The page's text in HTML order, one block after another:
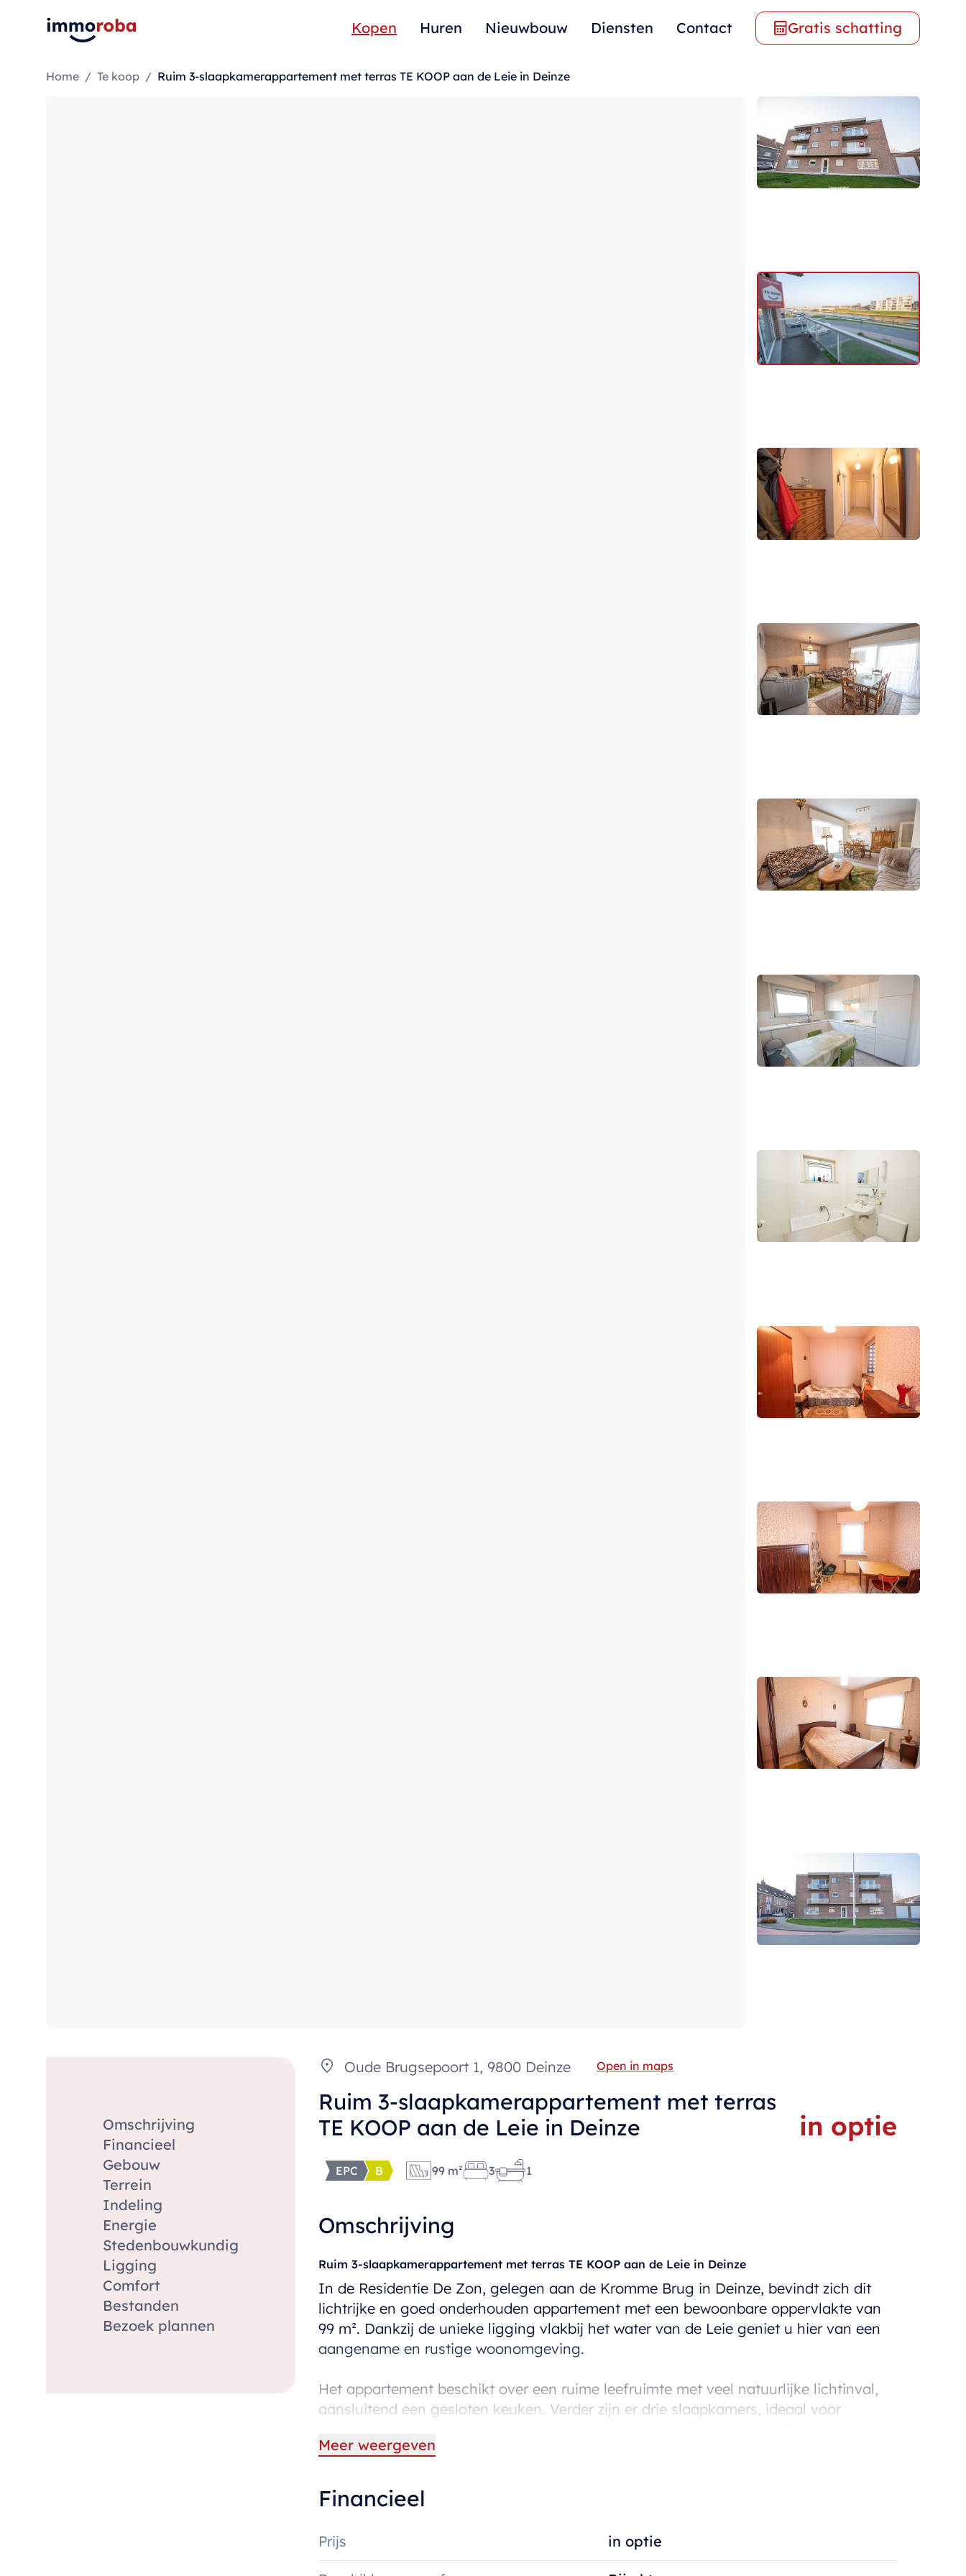
Kopen Huren Nieuwbouw Diensten Contact Gratis schatting
Home / Te koop / Ruim 3-slaapkamerappartement met terras TE KOOP aan de Leie in Deinze
Omschrijving
Financieel
Gebouw
Terrein
Indeling
Energie
Stedenbouwkundig
Ligging
Comfort
Bestanden
Bezoek plannen
Oude Brugsepoort 1, 9800 Deinze Open in maps
Ruim 3-slaapkamerappartement met terras
TE KOOP aan de Leie in Deinze
in optie
EPC B 99 m² 3 1
Omschrijving
Ruim 3-slaapkamerappartement met terras TE KOOP aan de Leie in Deinze
In de Residentie De Zon, gelegen aan de Kromme Brug in Deinze, bevindt zich dit
lichtrijke en goed onderhouden appartement met een bewoonbare oppervlakte van
99 m². Dankzij de unieke ligging vlakbij het water van de Leie geniet u hier van een
aangename en rustige woonomgeving.
Het appartement beschikt over een ruime leefruimte met veel natuurlijke lichtinval,
aansluitend een gesloten keuken. Verder zijn er drie slaapkamers, ideaal voor
functioneel ingericht en er is bovendien een apart gastentoilet aanwezig.
Vooraan het appartement bevindt zich een terras van 4,5 m², perfect om even tot
rust te komen.
Het gebouw dateert van 1990 en het appartement beschikt over een gunstig EPC-
label B, wat zorgt voor een energiezuinig en comfortabel woonklimaat.
Meer weergeven
Financieel
Prijs in optie